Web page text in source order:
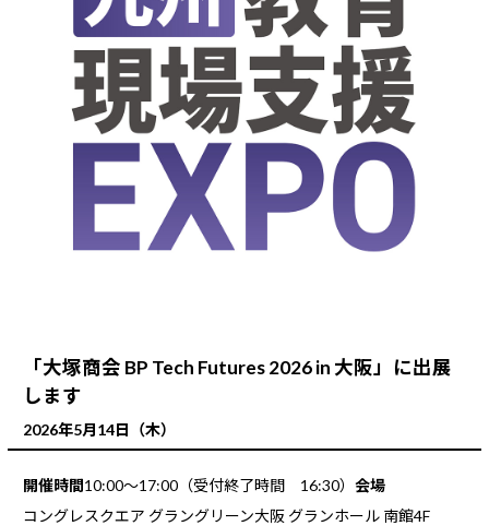
「大塚商会 BP Tech Futures 2026 in 大阪」に出展
します
2026年5月14日（木）
開催時間10:00～17:00（受付終了時間 16:30） 会場
コングレスクエア グラングリーン大阪 グランホール 南館4F